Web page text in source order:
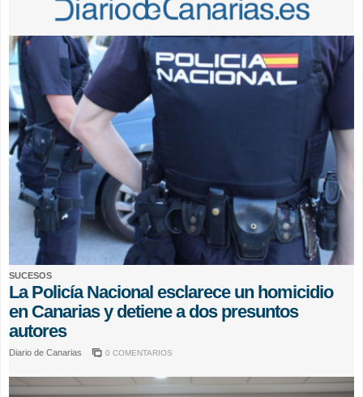
SUCESOS
La Policía Nacional esclarece un homicidio
en Canarias y detiene a dos presuntos
autores
Diario de Canarias 0 COMENTARIOS